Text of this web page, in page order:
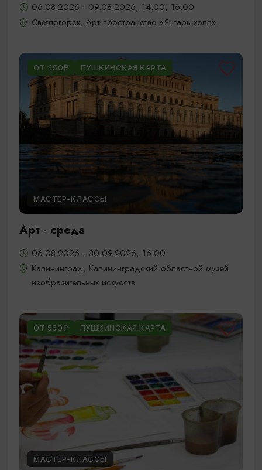
06.08.2026 - 09.08.2026, 14:00, 16:00
Светлогорск, Арт-пространство «Янтарь-холл»
ОТ 450₽ ПУШКИНСКАЯ КАРТА
МАСТЕР-КЛАССЫ
Арт - среда
06.08.2026 - 30.09.2026, 16:00
Калининград, Калининградский областной музей
изобразительных искусств
ОТ 550₽ ПУШКИНСКАЯ КАРТА
МАСТЕР-КЛАССЫ